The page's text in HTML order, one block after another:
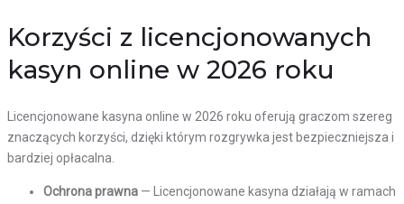
Korzyści z licencjonowanych
kasyn online w 2026 roku
Licencjonowane kasyna online w 2026 roku oferują graczom szereg
znaczących korzyści, dzięki którym rozgrywka jest bezpieczniejsza i
bardziej opłacalna.
Ochrona prawna — Licencjonowane kasyna działają w ramach